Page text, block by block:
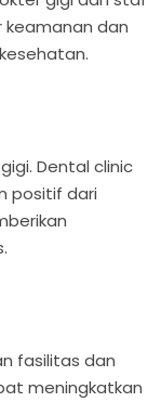
dan
Dental clinic
positif dari
fasilitas dan
meningkatkan